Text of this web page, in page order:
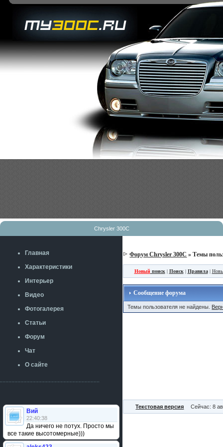
Chrysler 300C
Главная
Характеристики
Интерьер
Видео
Фотогалерея
Статьи
Форум
Чат
О сайте
Вий
22:40:38
Да ничего не потух. Просто мы
все такие высотомерные)))
Форум Chrysler 300C » Темы
Новыйпоиск| Поиск| Правила|
Сообщение форума
Темы пользователя не найдены.
Текстовая версия Сейчас: 8